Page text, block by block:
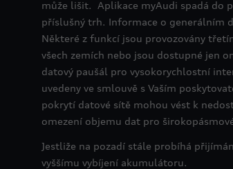
může lišit. Aplikace myAudi spadá do
příslušný trh. Informace o generálním
Některé z funkcí jsou provozovány
všech zemích nebo jsou dostupné jen
datový paušál pro vysokorychlostní
uvedeny ve smlouvě s Vaším
pokrytí datové sítě mohou vést k
omezení objemu dat pro
Jestliže na pozadí stále probíhá
vyššímu vybíjení akumulátoru.